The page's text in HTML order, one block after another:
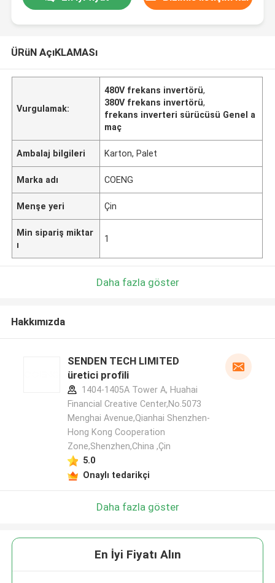
ÜRüN AçıKLAMASı
Vurgulamak:
480V frekans invertörü,
380V frekans invertörü,
frekans inverteri sürücüsü Genel a
maç
Ambalaj bilgileri Karton, Palet
Marka adı COENG
Menşe yeri Çin
Min sipariş miktar
ı
1
Daha fazla göster
Hakkımızda
SENDEN TECH LIMITED
üretici profili
1404-1405A Tower A, Huahai
Financial Creative Center,No.5073
Menghai Avenue,Qianhai Shenzhen-
Hong Kong Cooperation
Zone,Shenzhen,China ,Çin
5.0
Onaylı tedarikçi
Daha fazla göster
En İyi Fiyatı Alın